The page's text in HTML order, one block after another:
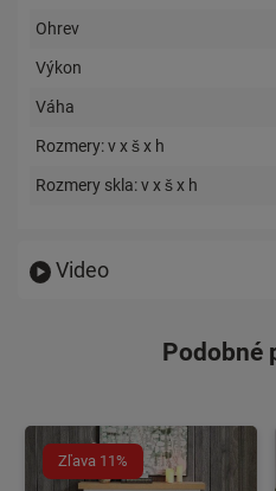
Ohrev
Výkon
Váha
Rozmery: v x š x h
Rozmery skla: v x š x h
Video
Podobné
Zľava 11%